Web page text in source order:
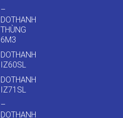
–
DOTHANH
THÙNG
6M3
DOTHANH
IZ60SL
DOTHANH
IZ71SL
–
DOTHANH